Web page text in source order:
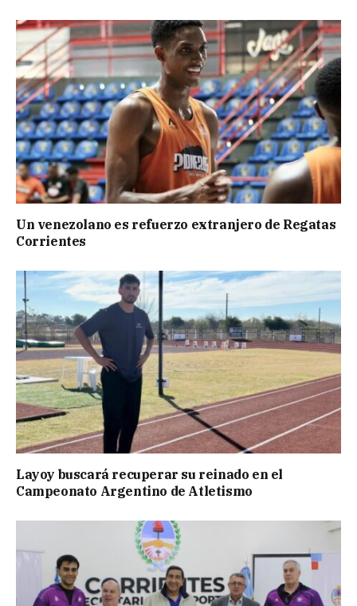
Un venezolano es refuerzo extranjero de Regatas
Corrientes
Layoy buscará recuperar su reinado en el
Campeonato Argentino de Atletismo